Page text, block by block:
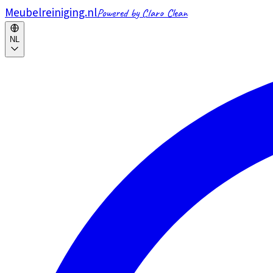
Meubelreiniging.nlPowered by Claro Clean
NL